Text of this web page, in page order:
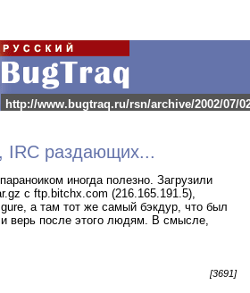
http://www.bugtraq.ru/rsn/archive/2002/07/
IRC раздающих...
иногда полезно. Загрузили
с ftp.bitchx.com (216.165.191.5),
а там тот же самый бэкдур, что был
верь после этого людям. В смысле,
[3691]